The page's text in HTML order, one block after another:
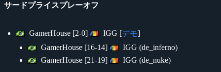
サードプライスプレーオフ
GamerHouse [2-0] IGG [デモ]
GamerHouse [16-14]
IGG (de_inferno)
GamerHouse [21-19]
IGG (de_nuke)